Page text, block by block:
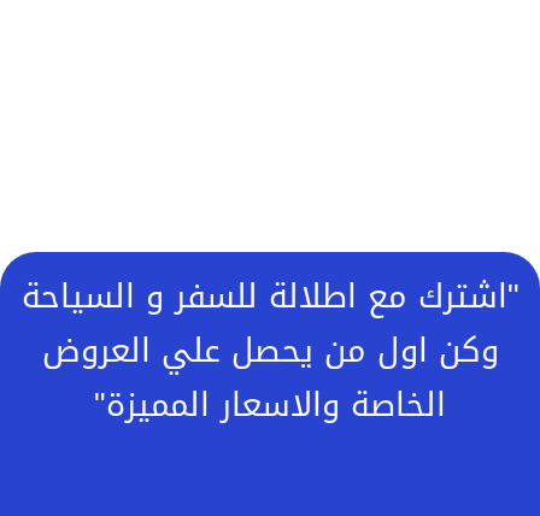
"اشترك مع اطلالة للسفر و السياحة
وكن اول من يحصل علي العروض
الخاصة والاسعار المميزة"